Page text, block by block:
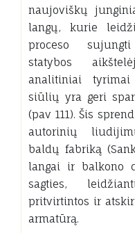
naujoviškų
langų, kurie
proceso
statybos
analitiniai
siūlių yra geri
(pav 111). Šis
autorinių
baldų fabriką
langai ir balkono
sagties,
pritvirtintos ir
armatūrą.